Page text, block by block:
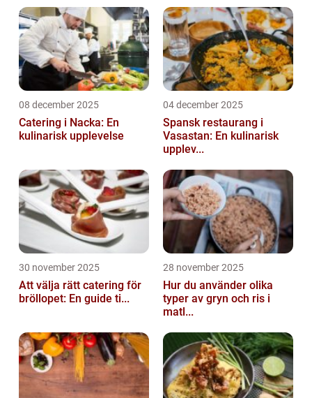
08 december 2025
Catering i Nacka: En
kulinarisk upplevelse
04 december 2025
Spansk restaurang i
Vasastan: En kulinarisk
upplev...
30 november 2025
Att välja rätt catering för
bröllopet: En guide ti...
28 november 2025
Hur du använder olika
typer av gryn och ris i
matl...